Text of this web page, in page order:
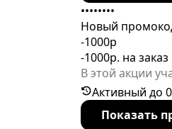
••••••••
Новый
-1000р
-1000р. на
В этой акции
Активный до
Показать